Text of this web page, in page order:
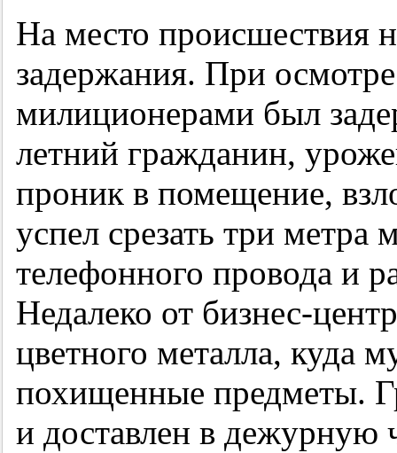
На место происшествия
задержания. При
милиционерами был
летний гражданин,
проник в помещение,
успел срезать три метра
телефонного провода и
Недалеко от бизнес-
цветного металла, куда
похищенные предметы.
и доставлен в дежурную